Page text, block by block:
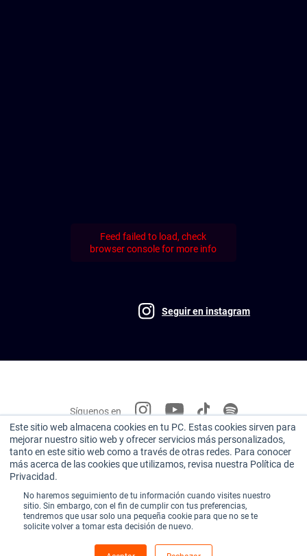
Este sitio web almacena cookies en tu PC. Estas cookies sirven para
mejorar nuestro sitio web y ofrecer servicios más personalizados,
tanto en este sitio web como a través de otras redes. Para conocer
más acerca de las cookies que utilizamos, revisa nuestra Política de
Privacidad.
No haremos seguimiento de tu información cuando visites nuestro
sitio. Sin embargo, con el fin de cumplir con tus preferencias,
tendremos que usar solo una pequeña cookie para que no se te
solicite volver a tomar esta decisión de nuevo.
Feed failed to load, check
browser console for more info
Seguir en instagram
Síguenos en
Miembro de:
Sitio institucional | Aviso de privacidad
Términos y condiciones de uso